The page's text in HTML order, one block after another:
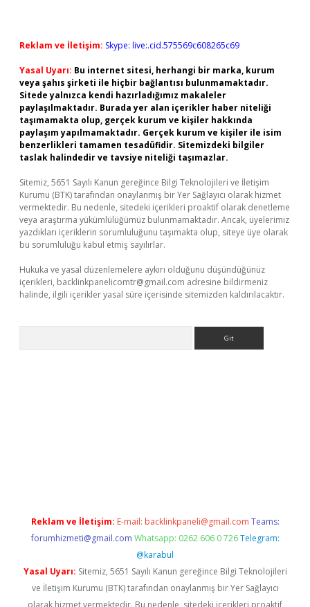
Reklam ve İletişim: Skype: live:.cid.575569c608265c69
Yasal Uyarı: Bu internet sitesi, herhangi bir marka, kurum
veya şahıs şirketi ile hiçbir bağlantısı bulunmamaktadır.
Sitede yalnızca kendi hazırladığımız makaleler
paylaşılmaktadır. Burada yer alan içerikler haber niteliği
taşımamakta olup, gerçek kurum ve kişiler hakkında
paylaşım yapılmamaktadır. Gerçek kurum ve kişiler ile isim
benzerlikleri tamamen tesadüfidir. Sitemizdeki bilgiler
taslak halindedir ve tavsiye niteliği taşımazlar.
Sitemiz, 5651 Sayılı Kanun gereğince Bilgi Teknolojileri ve İletişim
Kurumu (BTK) tarafından onaylanmış bir Yer Sağlayıcı olarak hizmet
vermektedir. Bu nedenle, sitedeki içerikleri proaktif olarak denetleme
veya araştırma yükümlülüğümüz bulunmamaktadır. Ancak, üyelerimiz
yazdıkları içeriklerin sorumluluğunu taşımakta olup, siteye üye olarak
bu sorumluluğu kabul etmiş sayılırlar.
Hukuka ve yasal düzenlemelere aykırı olduğunu düşündüğünüz
içerikleri, backlinkpanelicomtr@gmail.com adresine bildirmeniz
halinde, ilgili içerikler yasal süre içerisinde sitemizden kaldırılacaktır.
Reklam ve İletişim: E-mail: backlinkpaneli@gmail.com Teams:
forumhizmeti@gmail.com Whatsapp: 0262 606 0 726 Telegram:
@karabul
Yasal Uyarı: Sitemiz, 5651 Sayılı Kanun gereğince Bilgi Teknolojileri
ve İletişim Kurumu (BTK) tarafından onaylanmış bir Yer Sağlayıcı
olarak hizmet vermektedir. Bu nedenle, sitedeki içerikleri proaktif